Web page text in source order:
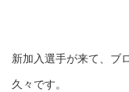
新加入選手が来て、ブ
久々です。